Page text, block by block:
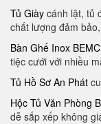
Tủ Giày cánh lật, tủ
chất lượng đảm
Bàn Ghế Inox BEMC
tiệc cưới với nhiều
Tủ Hồ Sơ An Phát
Hộc Tủ Văn Phòng
dễ sắp xếp không